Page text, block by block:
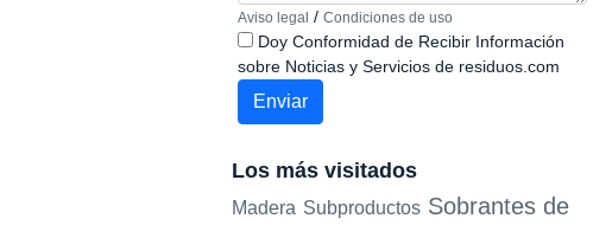
Aviso legal / Condiciones de uso
Doy Conformidad de Recibir Información
sobre Noticias y Servicios de residuos.com
Los más visitados
Madera Subproductos Sobrantes de